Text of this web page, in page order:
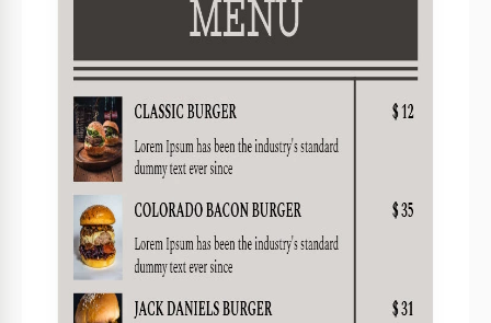
Adicionado às coleções por 8 Usuários
Estatísticas de uso
2 downloads este mês
Sobre este modelo
Você quer que o seu menu seja combinado com o interior
geral do restaurante e seja único e incomum? Então, o nosso
modelo de Menu de Jornais Estilizados é perfeito para você!
Temos certeza de que todos os visitantes ficarão surpresos
com o design que verão. Você pode obter uma cópia do
modelo gratuitamente. Depois disso, você pode adicionar o
menu atual aos blocos prontos e imprimir o layout!